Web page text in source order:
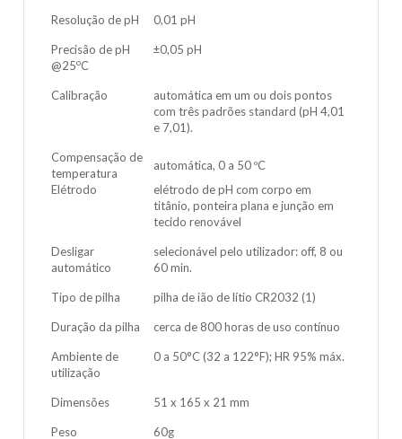
Resolução de pH 0,01 pH
Precisão de pH
@25oC
±0,05 pH
Calibração
automática em um ou dois pontos
com três padrões standard (pH 4,01
e 7,01).
Compensação de
temperatura
automática, 0 a 50 ºC
Elétrodo
elétrodo de pH com corpo em
titânio, ponteira plana e junção em
tecido renovável
Desligar
automático
selecionável pelo utilizador: off, 8 ou
60 min.
Tipo de pilha pilha de ião de lítio CR2032 (1)
Duração da pilha cerca de 800 horas de uso contínuo
Ambiente de
utilização
0 a 50°C (32 a 122°F); HR 95% máx.
Dimensões 51 x 165 x 21 mm
Peso 60g